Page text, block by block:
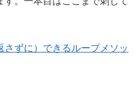
さずに）できるループメソッ